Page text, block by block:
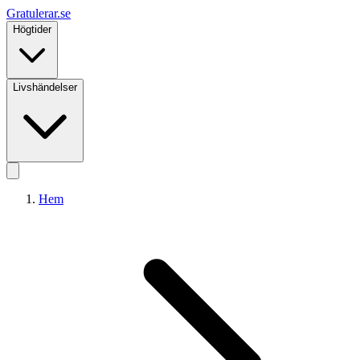
Gratulerar.se
Högtider
Livshändelser
Hem